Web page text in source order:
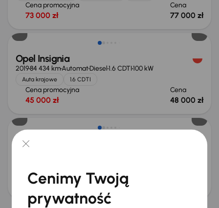
Cena promocyjna
73 000 zł
Cena
77 000 zł
Opel Insignia
201984 434 kmAutomatDiesel1.6 CDTI100 kW
Auta krajowe 1.6 CDTI
Cena promocyjna
45 000 zł
Cena
48 000 zł
Škoda Octavia
Cena promocyjna
38 000 zł
Możliwość odliczenia VAT
Cenimy Twoją
prywatność